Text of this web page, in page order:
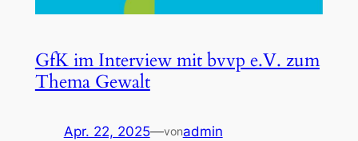
GfK im Interview mit bvvp e.V. zum
Thema Gewalt
Apr. 22, 2025—vonadmin